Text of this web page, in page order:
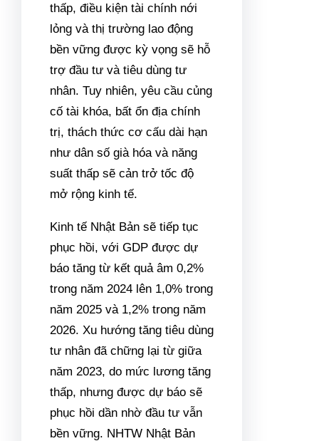
thấp, điều kiện tài chính nới
lỏng và thị trường lao động
bền vững được kỳ vọng sẽ hỗ
trợ đầu tư và tiêu dùng tư
nhân. Tuy nhiên, yêu cầu củng
cố tài khóa, bất ổn địa chính
trị, thách thức cơ cấu dài hạn
như dân số già hóa và năng
suất thấp sẽ cản trở tốc độ
mở rộng kinh tế.
Kinh tế Nhật Bản sẽ tiếp tục
phục hồi, với GDP được dự
báo tăng từ kết quả âm 0,2%
trong năm 2024 lên 1,0% trong
năm 2025 và 1,2% trong năm
2026. Xu hướng tăng tiêu dùng
tư nhân đã chững lại từ giữa
năm 2023, do mức lương tăng
thấp, nhưng được dự báo sẽ
phục hồi dần nhờ đầu tư vẫn
bền vững. NHTW Nhật Bản